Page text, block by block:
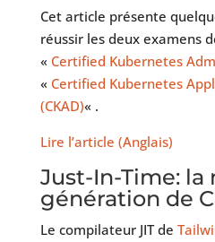
Cet article présente
réussir les deux examens
« Certified Kubernetes
« Certified Kubernetes
(CKAD)« .
Lire l’article (Anglais)
Just-In-Time: la
génération de
Le compilateur JIT de